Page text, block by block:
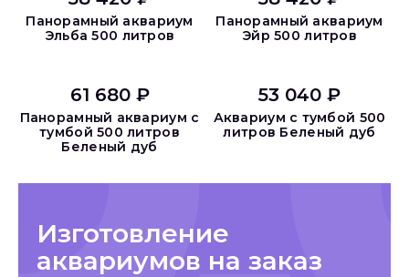
Панорамный аквариум
Эльба 500 литров
Панорамный аквариум
Эйр 500 литров
61 680 ₽
Панорамный аквариум с
тумбой 500 литров
Беленый дуб
53 040 ₽
Аквариум с тумбой 500
литров Беленый дуб
Изготовление
аквариумов на заказ